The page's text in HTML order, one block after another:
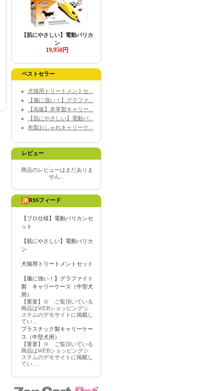
【肌にやさしい】電動バリカ
ン
19,950円
ベストセラー
犬猫用トリートメントセ...
【傷に強い！】グラファ...
【高級】本革製キャリー...
【肌にやさしい】電動バ...
布製おしゃれキャリーケ...
レビュー
商品のレビューはまだありま
せん。
RSSフィード
【プロ仕様】電動バリカンセ
ット
【肌にやさしい】電動バリカ
ン
犬猫用トリートメントセット
【傷に強い！】グラファイト
製 キャリーケース（中型犬
用）
【重要】※ ご覧頂いている
商品はWEBショッピングシ
ステムのデモサイトに掲載し
てい…
プラスチック製キャリーケー
ス（中型犬用）
【重要】※ ご覧頂いている
商品はWEBショッピングシ
ステムのデモサイトに掲載し
てい…